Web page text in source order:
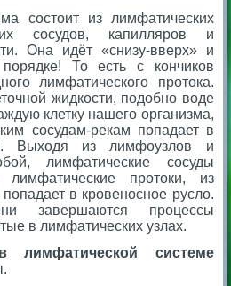
состоит из лимфатических
сосудов, капилляров и
Она идёт «снизу-вверх» и
То есть с кончиков
лимфатического протока.
жидкости, подобно воде
клетку нашего организма,
сосудам-рекам попадает в
Выходя из лимфоузлов и
лимфатические сосуды
протоки, из
в кровеносное русло.
завершаются процессы
в лимфатических узлах.
лимфатической системе